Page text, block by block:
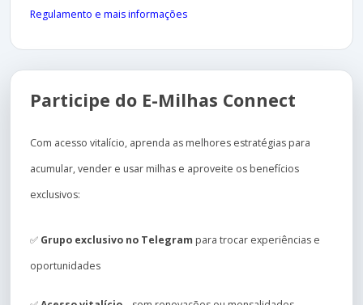
Regulamento e mais informações
Participe do E-Milhas Connect
Com acesso vitalício, aprenda as melhores estratégias para
acumular, vender e usar milhas e aproveite os benefícios
exclusivos:
✅ Grupo exclusivo no Telegram para trocar experiências e
oportunidades